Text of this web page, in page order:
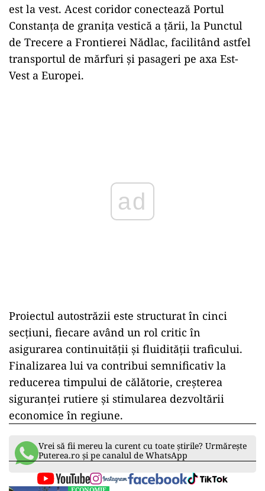
est la vest. Acest coridor conectează Portul
Constanța de granița vestică a țării, la Punctul
de Trecere a Frontierei Nădlac, facilitând astfel
transportul de mărfuri și pasageri pe axa Est-
Vest a Europei.
ad
Proiectul autostrăzii este structurat în cinci
secțiuni, fiecare având un rol critic în
asigurarea continuității și fluidității traficului.
Finalizarea lui va contribui semnificativ la
reducerea timpului de călătorie, creșterea
siguranței rutiere și stimularea dezvoltării
economice în regiune.
Vrei să fii mereu la curent cu toate știrile? Urmărește
Puterea.ro și pe canalul de WhatsApp